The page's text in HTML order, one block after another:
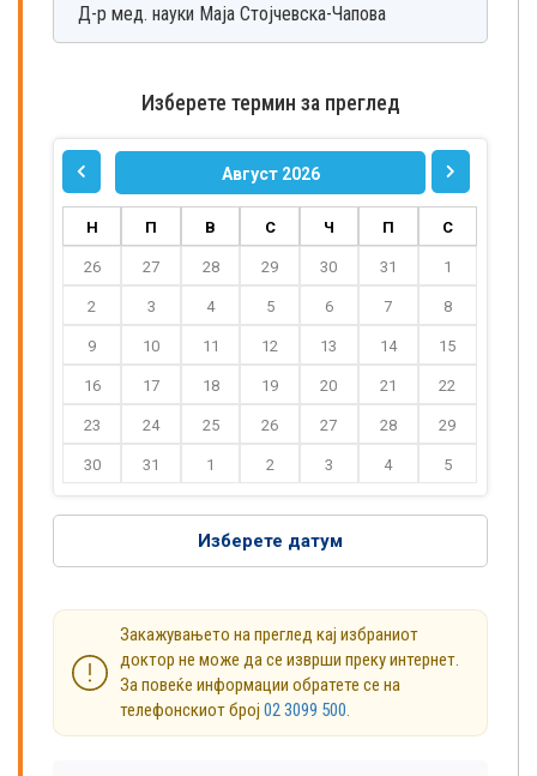
Д-р мед. науки Маја Стојчевска-Чапова
Изберете термин за преглед
Август 2026
Н П В С Ч П С
26 27 28 29 30 31 1
2 3 4 5 6 7 8
9 10 11 12 13 14 15
16 17 18 19 20 21 22
23 24 25 26 27 28 29
30 31 1 2 3 4 5
Изберете датум
Закажувањето на преглед кај избраниот
доктор не може да се изврши преку интернет.
За повеќе информации обратете се на
телефонскиот број 02 3099 500.